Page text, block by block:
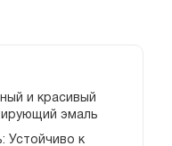
и красивый
эмаль
Устойчиво к